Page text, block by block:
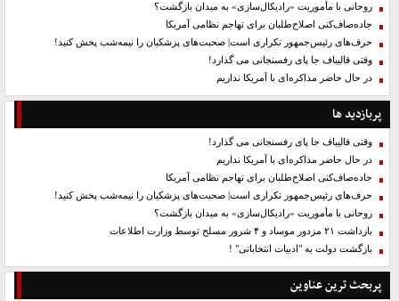
روحانی با مأموریت «رادیکال‌سازی» به میدان بازگشت؟
جاده‌صاف‌کنی اصلاح‌طلبان برای تهاجم نظامی آمریکا
حرف‌های رئیس‌جمهور تکراری است| صحبت‌های پزشکیان را نیمه‌شب پخش کنید!
وقتی قالیباف جا پای رفسنجانی می گذارد!
در حال حاضر مذاکره‌ای با آمریکا نداریم
پربازدید ها
وقتی قالیباف جا پای رفسنجانی می گذارد!
در حال حاضر مذاکره‌ای با آمریکا نداریم
جاده‌صاف‌کنی اصلاح‌طلبان برای تهاجم نظامی آمریکا
حرف‌های رئیس‌جمهور تکراری است| صحبت‌های پزشکیان را نیمه‌شب پخش کنید!
روحانی با مأموریت «رادیکال‌سازی» به میدان بازگشت؟
بازداشت ۲۱ مزدور موساد و ۴ شرور مسلح توسط وزارت اطلاعات
بازگشت دولت به "ادبیات انتخاباتی" !
پربحث ترین عناوین